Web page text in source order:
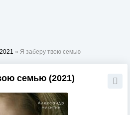
» Я заберу твою семью
семью (2021)